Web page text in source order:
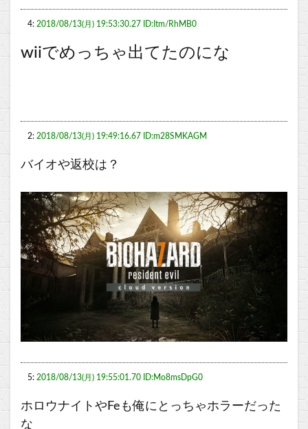
4: 2018/08/13(月) 19:53:30.27 ID:Itm/RhMB0
wiiでめっちゃ出てたのにな
2: 2018/08/13(月) 19:49:16.67 ID:m28SMKAGM
バイオや返校は？
5: 2018/08/13(月) 19:55:01.70 ID:Mo8msDpG0
ホロウナイトやFeも俺にとっちゃホラーだった
な